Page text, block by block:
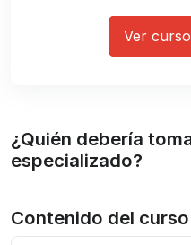
Ver
¿Quién debería
especializado?
Contenido del